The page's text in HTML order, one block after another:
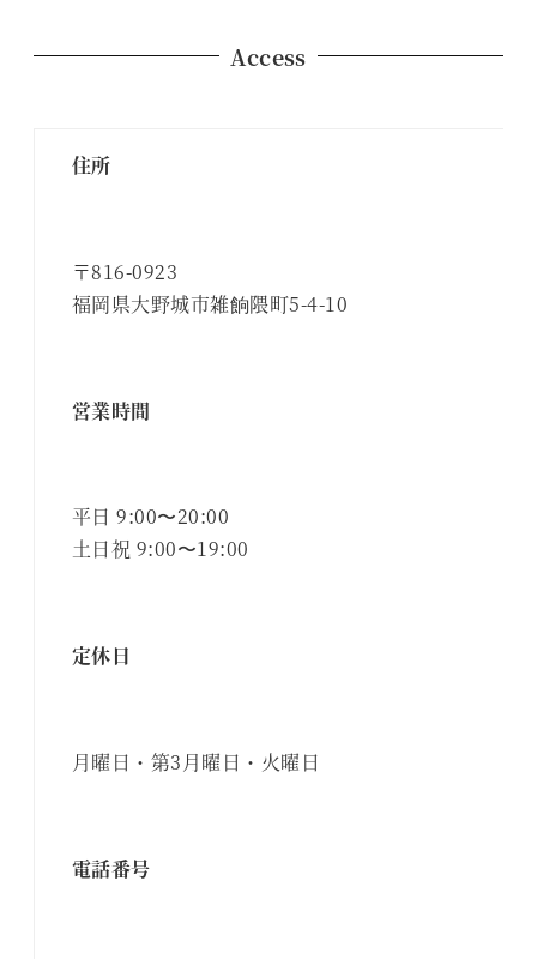
Access
住所
〒816-0923
福岡県大野城市雑餉隈町5-4-10
営業時間
平日 9:00〜20:00
土日祝 9:00〜19:00
定休日
月曜日・第3月曜日・火曜日
電話番号